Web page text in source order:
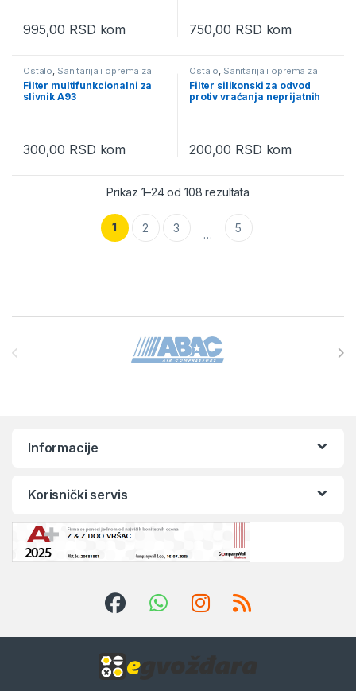
995,00 RSD kom 750,00 RSD kom
Ostalo, Sanitarija i oprema za
kupatilo
Filter multifunkcionalni za
slivnik A93
300,00 RSD kom
Ostalo, Sanitarija i oprema za
kupatilo
Filter silikonski za odvod
protiv vraćanja neprijatnih
200,00 RSD kom
Prikaz 1–24 od 108 rezultata
1 2 3 … 5
Brands Carousel
Informacije
Korisnički servis